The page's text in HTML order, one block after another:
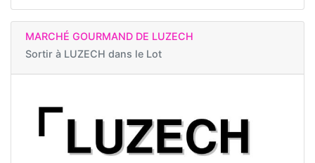
MARCHÉ GOURMAND DE LUZECH
Sortir à LUZECH dans le Lot